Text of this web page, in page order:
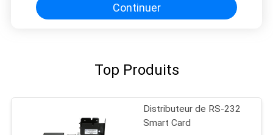
Continuer
Top Produits
Distributeur de RS-232
Smart Card